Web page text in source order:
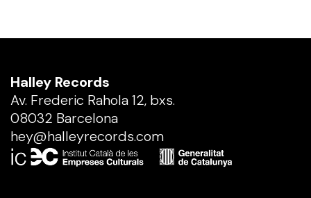
Halley Records
Av. Frederic Rahola 12, bxs.
08032 Barcelona
hey@halleyrecords.com